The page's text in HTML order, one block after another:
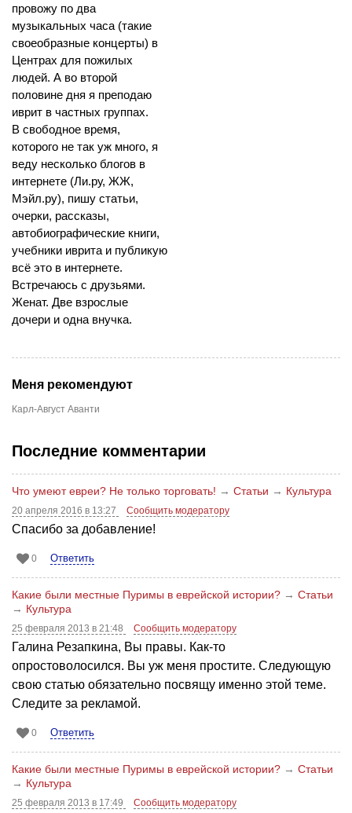
провожу по два
музыкальных часа (такие
своеобразные концерты) в
Центрах для пожилых
людей. А во второй
половине дня я преподаю
иврит в частных группах.
В свободное время,
которого не так уж много, я
веду несколько блогов в
интернете (Ли.ру, ЖЖ,
Мэйл.ру), пишу статьи,
очерки, рассказы,
автобиографические книги,
учебники иврита и публикую
всё это в интернете.
Встречаюсь с друзьями.
Женат. Две взрослые
дочери и одна внучка.
Меня рекомендуют
Карл-Август Аванти
Последние комментарии
Что умеют евреи? Не только торговать! → Статьи → Культура
20 апреля 2016 в 13:27 Сообщить модератору
Спасибо за добавление!
0 Ответить
Какие были местные Пуримы в еврейской истории? → Статьи
→ Культура
25 февраля 2013 в 21:48 Сообщить модератору
Галина Резапкина, Вы правы. Как-то
опростоволосился. Вы уж меня простите. Следующую
свою статью обязательно посвящу именно этой теме.
Следите за рекламой.
0 Ответить
Какие были местные Пуримы в еврейской истории? → Статьи
→ Культура
25 февраля 2013 в 17:49 Сообщить модератору